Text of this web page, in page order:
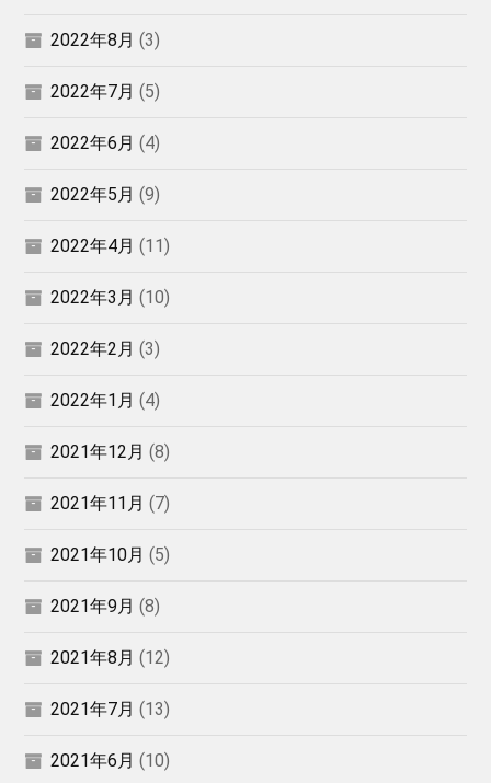
2022年8月 (3)
2022年7月 (5)
2022年6月 (4)
2022年5月 (9)
2022年4月 (11)
2022年3月 (10)
2022年2月 (3)
2022年1月 (4)
2021年12月 (8)
2021年11月 (7)
2021年10月 (5)
2021年9月 (8)
2021年8月 (12)
2021年7月 (13)
2021年6月 (10)